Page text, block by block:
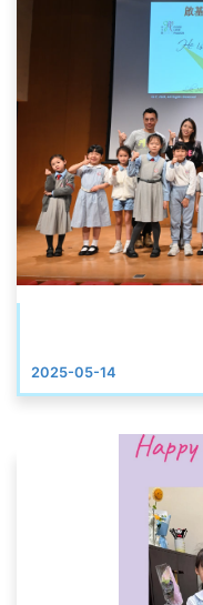
2025-05-14